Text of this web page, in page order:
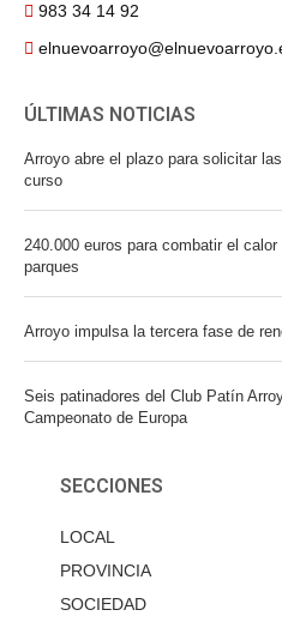
983 34 14 92
ÚLTIMAS NOTICIAS
Arroyo abre el plazo para solicitar
curso
240.000 euros para combatir el
parques
Arroyo impulsa la tercera fase de
Seis patinadores del Club Patín
Campeonato de Europa
SECCIONES
LOCAL
PROVINCIA
SOCIEDAD